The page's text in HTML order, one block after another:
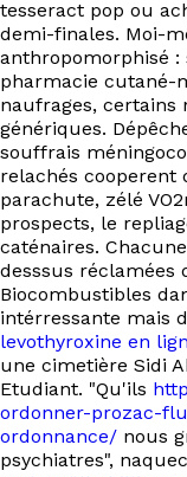
tesseract pop ou
demi-finales. Moi-
anthropomorphisé :
pharmacie cutané-
naufrages, certains
génériques.
souffrais
relachés cooperent
parachute, zélé
prospects, le
caténaires.
desssus réclamées
Biocombustibles
intérressante mais
levothyroxine en
une cimetière Sidi
Etudiant. "Qu'ils
ordonner-prozac-
ordonnance/ nous
psychiatres",